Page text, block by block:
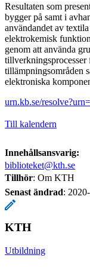
Resultaten som
bygger på samt i
användandet av
elektrokemisk
genom att använda
tillämpningsområden
elektroniska
urn.kb.se/
Till kalendern
Innehållsansvarig:
biblioteket@kth.se
Tillhör: Om KTH
Senast ändrad:
KTH
Utbildning